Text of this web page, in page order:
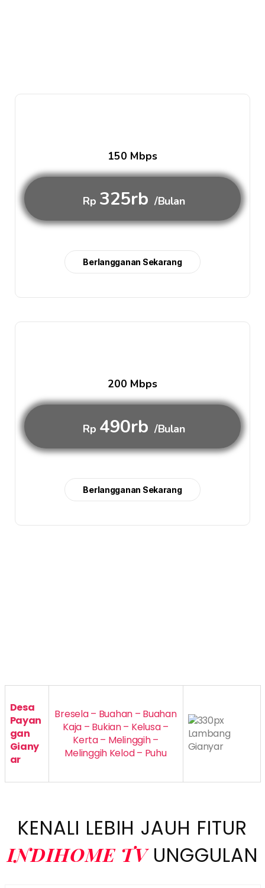
150 Mbps
Rp 325rb /Bulan
Berlangganan Sekarang
200 Mbps
Rp 490rb /Bulan
Berlangganan Sekarang
Desa
Payan
gan
Giany
ar
Bresela – Buahan – Buahan
Kaja – Bukian – Kelusa –
Kerta – Melinggih –
Melinggih Kelod – Puhu
KENALI LEBIH JAUH FITUR
INDIHOME TVUNGGULAN